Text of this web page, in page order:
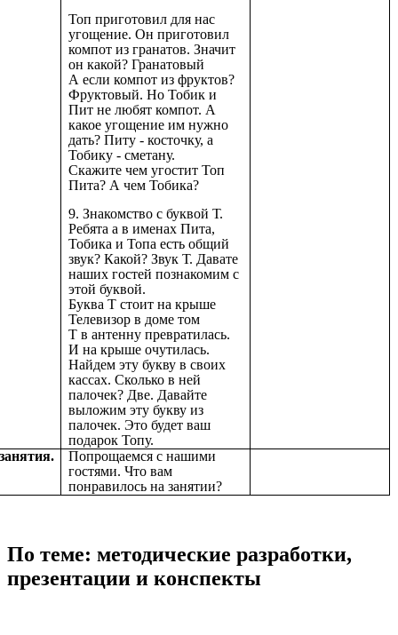
Топ приготовил для нас
угощение. Он приготовил
компот из гранатов. Значит
он какой? Гранатовый
А если компот из фруктов?
Фруктовый. Но Тобик и
Пит не любят компот. А
какое угощение им нужно
дать? Питу - косточку, а
Тобику - сметану.
Скажите чем угостит Топ
Пита? А чем Тобика?
9. Знакомство с буквой Т.
Ребята а в именах Пита,
Тобика и Топа есть общий
звук? Какой? Звук Т. Давате
наших гостей познакомим с
этой буквой.
Буква Т стоит на крыше
Телевизор в доме том
Т в антенну превратилась.
И на крыше очутилась.
Найдем эту букву в своих
кассах. Сколько в ней
палочек? Две. Давайте
выложим эту букву из
палочек. Это будет ваш
подарок Топу.
Попрощаемся с нашими
гостями. Что вам
понравилось на занятии?
По теме: методические разработки,
презентации и конспекты